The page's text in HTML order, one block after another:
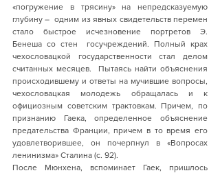
«погружение в трясину» на непредсказуемую
глубину –  одним из явных свидетельств перемен
стало быстрое исчезновение портретов Э.
Бенеша со стен  госучреждений. Полный крах
чехословацкой государственности стал делом
считанных месяцев.  Пытаясь найти объяснения
происходившему и ответы на мучившие вопросы,
чехословацкая молодежь обращалась и к
официозным советским трактовкам. Причем, по
признанию Гаека, определенное объяснение
предательства Франции, причем в то время его
удовлетворившее, он почерпнул в «Вопросах
ленинизма» Сталина (с. 92).
После Мюнхена, вспоминает Гаек, пришлось